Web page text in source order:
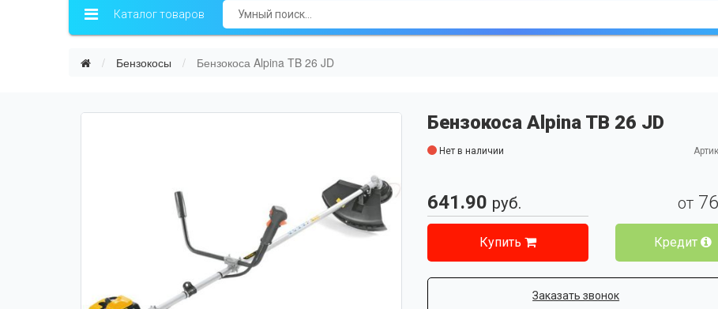
Каталог товаров
Бензокосы Бензокоса Alpina TB 26 JD
Бензокоса Alpina TB 26 JD
Нет в наличии
641.90 руб. от 76
Купить Кредит
Заказать звонок